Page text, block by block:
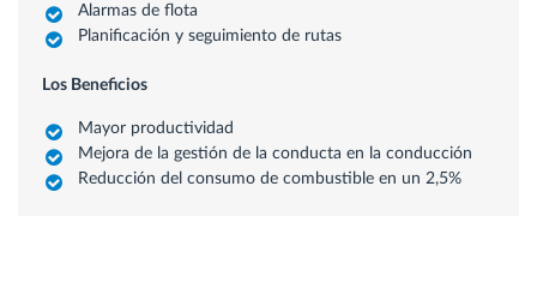
Alarmas de flota
Planificación y seguimiento de rutas
Los Beneficios
Mayor productividad
Mejora de la gestión de la conducta en la conducción
Reducción del consumo de combustible en un 2,5%